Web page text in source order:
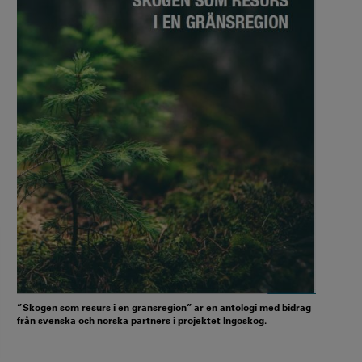
”Skogen som resurs i en gränsregion” är en antologi med bidrag
från svenska och norska partners i projektet Ingoskog.